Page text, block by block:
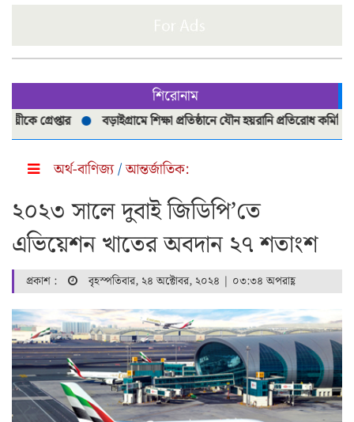
শিরোনাম
বড়াইগ্রামে শিক্ষা প্রতিষ্ঠানে যৌন হয়রানি প্রতিরোধ কমিটি
অর্থ-বাণিজ্য/আন্তর্জাতিক:
২০২৩ সালে দুবাই জিডিপি’তে
এভিয়েশন খাতের অবদান ২৭ শতাংশ
প্রকাশ : বৃহস্পতিবার, ২৪ অক্টোবর, ২০২৪ | ০৩:৩৪ অপরাহ্ণ